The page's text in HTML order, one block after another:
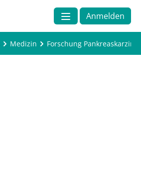
Anmelden
Medizin Forschung